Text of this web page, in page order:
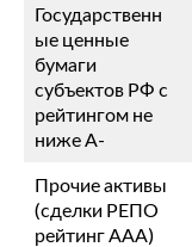
Государственн
ые ценные
бумаги
субъектов РФ с
рейтингом не
ниже А-
Прочие активы
(сделки РЕПО
рейтинг ААА)